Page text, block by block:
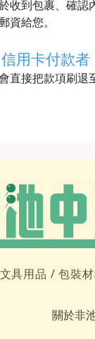
收到包裹、確認
資給您。
用卡付款者
直接把款項刷退
文具用品 /包裝
關於非